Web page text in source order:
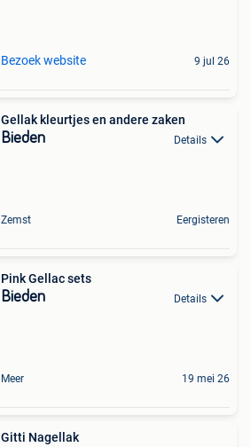
Bezoek website 9 jul 26
Gellak kleurtjes en andere zaken
Bieden Details
Zemst Eergisteren
Pink Gellac sets
Bieden Details
Meer 19 mei 26
Gitti Nagellak